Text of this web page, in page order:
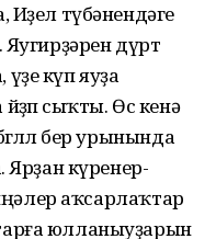
түбәнендәге
дүрт
күп яуҙа
сыҡты. Өс кенә
бер урынында
Ярҙан күренер-
аҡсарлаҡтар
юлланыуҙарын